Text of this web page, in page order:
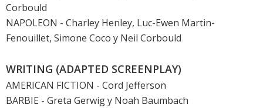
Corbould
NAPOLEON - Charley Henley, Luc-Ewen Martin-
Fenouillet, Simone Coco y Neil Corbould
WRITING (ADAPTED SCREENPLAY)
AMERICAN FICTION - Cord Jefferson
BARBIE - Greta Gerwig y Noah Baumbach